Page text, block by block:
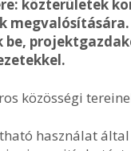
közterületek
közösségi
használat